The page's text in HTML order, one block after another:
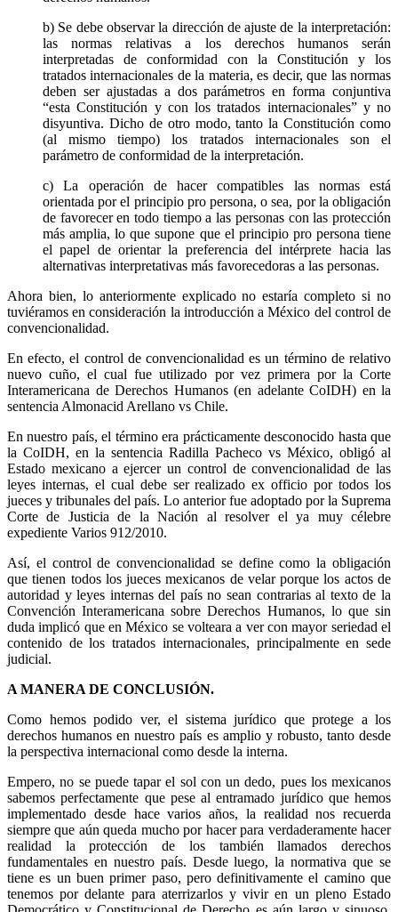
b) Se debe observar la dirección de ajuste de la interpretación:
las normas relativas a los derechos humanos serán
interpretadas de conformidad con la Constitución y los
tratados internacionales de la materia, es decir, que las normas
deben ser ajustadas a dos parámetros en forma conjuntiva
“esta Constitución y con los tratados internacionales” y no
disyuntiva. Dicho de otro modo, tanto la Constitución como
(al mismo tiempo) los tratados internacionales son el
parámetro de conformidad de la interpretación.
c) La operación de hacer compatibles las normas está
orientada por el principio pro persona, o sea, por la obligación
de favorecer en todo tiempo a las personas con las protección
más amplia, lo que supone que el principio pro persona tiene
el papel de orientar la preferencia del intérprete hacia las
alternativas interpretativas más favorecedoras a las personas.
Ahora bien, lo anteriormente explicado no estaría completo si no
tuviéramos en consideración la introducción a México del control de
convencionalidad.
En efecto, el control de convencionalidad es un término de relativo
nuevo cuño, el cual fue utilizado por vez primera por la Corte
Interamericana de Derechos Humanos (en adelante CoIDH) en la
sentencia Almonacid Arellano vs Chile.
En nuestro país, el término era prácticamente desconocido hasta que
la CoIDH, en la sentencia Radilla Pacheco vs México, obligó al
Estado mexicano a ejercer un control de convencionalidad de las
leyes internas, el cual debe ser realizado ex officio por todos los
jueces y tribunales del país. Lo anterior fue adoptado por la Suprema
Corte de Justicia de la Nación al resolver el ya muy célebre
expediente Varios 912/2010.
Así, el control de convencionalidad se define como la obligación
que tienen todos los jueces mexicanos de velar porque los actos de
autoridad y leyes internas del país no sean contrarias al texto de la
Convención Interamericana sobre Derechos Humanos, lo que sin
duda implicó que en México se volteara a ver con mayor seriedad el
contenido de los tratados internacionales, principalmente en sede
judicial.
A MANERA DE CONCLUSIÓN.
Como hemos podido ver, el sistema jurídico que protege a los
derechos humanos en nuestro país es amplio y robusto, tanto desde
la perspectiva internacional como desde la interna.
Empero, no se puede tapar el sol con un dedo, pues los mexicanos
sabemos perfectamente que pese al entramado jurídico que hemos
implementado desde hace varios años, la realidad nos recuerda
siempre que aún queda mucho por hacer para verdaderamente hacer
realidad la protección de los también llamados derechos
fundamentales en nuestro país. Desde luego, la normativa que se
tiene es un buen primer paso, pero definitivamente el camino que
tenemos por delante para aterrizarlos y vivir en un pleno Estado